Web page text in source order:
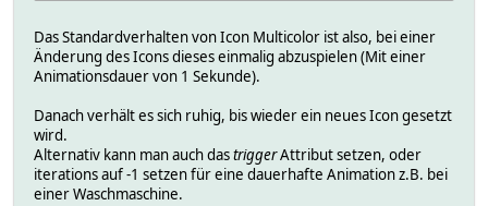
Das Standardverhalten von Icon Multicolor ist also, bei einer
Änderung des Icons dieses einmalig abzuspielen (Mit einer
Animationsdauer von 1 Sekunde).
Danach verhält es sich ruhig, bis wieder ein neues Icon gesetzt
wird.
Alternativ kann man auch dastriggerAttribut setzen, oder
iterations auf -1 setzen für eine dauerhafte Animation z.B. bei
einer Waschmaschine.